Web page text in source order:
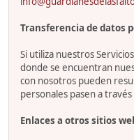
Transferencia de datos
Si utiliza nuestros
donde se encuentran
con nosotros pueden
personales pasen a
Enlaces a otros sitios